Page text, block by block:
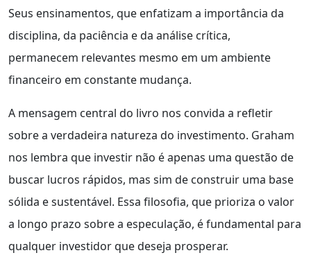
Seus ensinamentos, que enfatizam a importância da
disciplina, da paciência e da análise crítica,
permanecem relevantes mesmo em um ambiente
financeiro em constante mudança.
A mensagem central do livro nos convida a refletir
sobre a verdadeira natureza do investimento. Graham
nos lembra que investir não é apenas uma questão de
buscar lucros rápidos, mas sim de construir uma base
sólida e sustentável. Essa filosofia, que prioriza o valor
a longo prazo sobre a especulação, é fundamental para
qualquer investidor que deseja prosperar.